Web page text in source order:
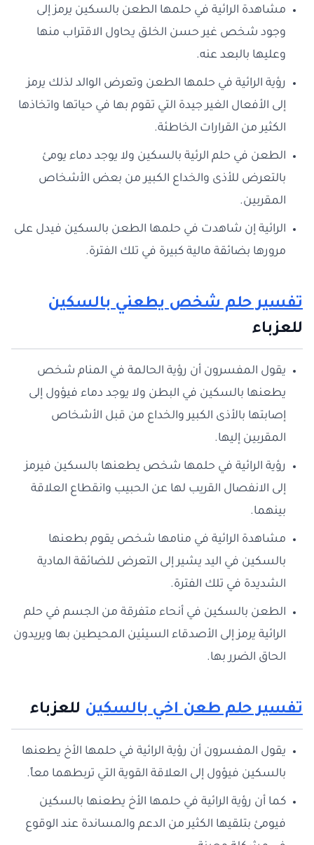
مشاهدة الرائية في حلمها الطعن بالسكين يرمز إلى
وجود شخص غير حسن الخلق يحاول الاقتراب منها
وعليها بالبعد عنه.
رؤية الرائية في حلمها الطعن وتعرض الوالد لذلك يرمز
إلى الأفعال الغير جيدة التي تقوم بها في حياتها واتخاذها
الكثير من القرارات الخاطئة.
الطعن في حلم الرئية بالسكين ولا يوجد دماء يومئ
بالتعرض للأذى والخداع الكبير من بعض الأشخاص
المقربين.
الرائية إن شاهدت في حلمها الطعن بالسكين فيدل على
مرورها بضائقة مالية كبيرة في تلك الفترة.
تفسير حلم شخص يطعني بالسكين
للعزباء
يقول المفسرون أن رؤية الحالمة في المنام شخص
يطعنها بالسكين في البطن ولا يوجد دماء فيؤول إلى
إصابتها بالأذى الكبير والخداع من قبل الأشخاص
المقربين إليها.
رؤية الرائية في حلمها شخص يطعنها بالسكين فيرمز
إلى الانفصال القريب لها عن الحبيب وانقطاع العلاقة
بينهما.
مشاهدة الرائية في منامها شخص يقوم بطعنها
بالسكين في اليد يشير إلى التعرض للضائقة المادية
الشديدة في تلك الفترة.
الطعن بالسكين في أنحاء متفرقة من الجسم في حلم
الرائية يرمز إلى الأصدقاء السيئين المحيطين بها ويريدون
الحاق الضرر بها.
تفسير حلم طعن اخي بالسكين للعزباء
يقول المفسرون أن رؤية الرائية في حلمها الأخ يطعنها
بالسكين فيؤول إلى العلاقة القوية التي تربطهما معاً.
كما أن رؤية الرائية في حلمها الأخ يطعنها بالسكين
فيومئ بتلقيها الكثير من الدعم والمساندة عند الوقوع